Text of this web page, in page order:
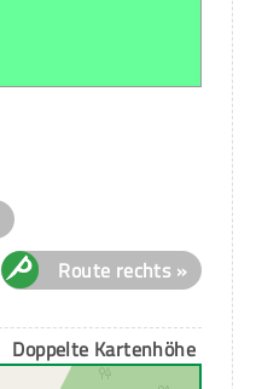
Route rechts »
Doppelte Kartenhöhe